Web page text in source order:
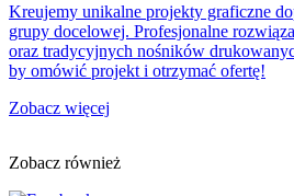
Kreujemy unikalne projekty graficzne
grupy docelowej. Profesjonalne
oraz tradycyjnych nośników
by omówić projekt i otrzymać ofertę!
Zobacz więcej
Zobacz również